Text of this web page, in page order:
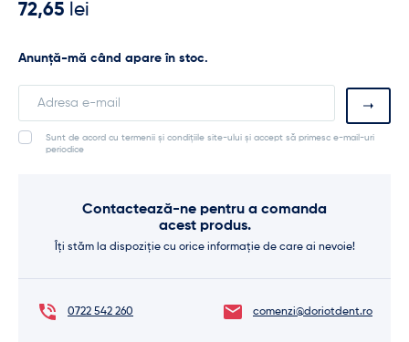
72,65 lei
Anunță-mă când apare în stoc.
your
addressSunt de acord cu termenii și condițiile site-ului și accept să primesc e-mail-uri
periodice
Contactează-ne pentru a comanda
acest produs.
Îți stăm la dispoziție cu orice informație de care ai nevoie!
0722 542 260 comenzi@doriotdent.ro